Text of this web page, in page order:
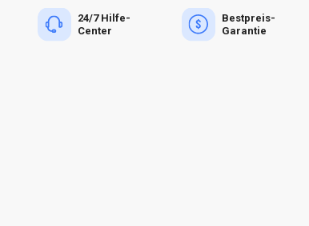
24/7 Hilfe-
Center
Bestpreis-
Garantie